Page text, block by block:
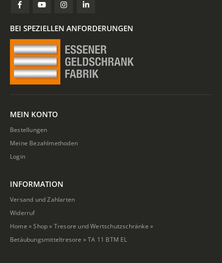
BEI SPEZIELLEN ANFORDERUNGEN
MEIN KONTO
Bestellungen
Meine Bezahlmethoden
Login
INFORMATION
Versand und Zahlarten
Widerruf
Home »Shop» Tresore und Wertschutzschränke »
Betäubungsmitteltresore »TA 11 BTM EL